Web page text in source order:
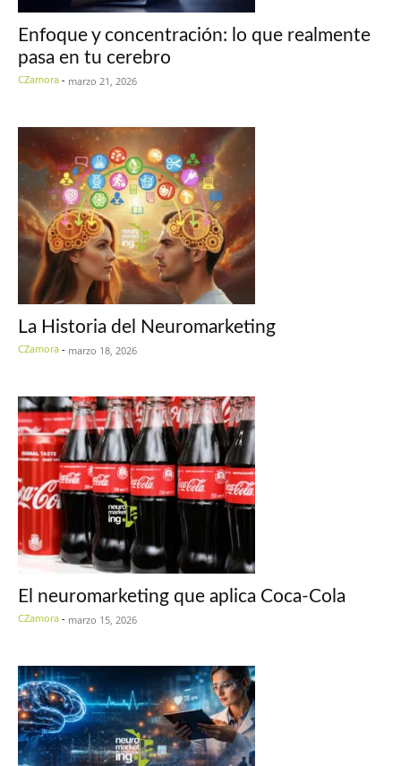
Enfoque y concentración: lo que realmente
pasa en tu cerebro
CZamora - marzo 21, 2026
La Historia del Neuromarketing
CZamora - marzo 18, 2026
El neuromarketing que aplica Coca-Cola
CZamora - marzo 15, 2026